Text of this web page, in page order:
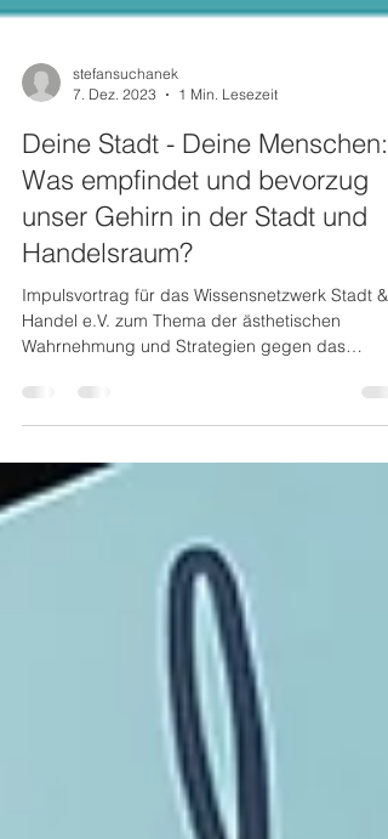
7. Dez. 2023
1 Min. Lesezeit
Deine Stadt - Deine Menschen:
Was empfindet und bevorzug
unser Gehirn in der Stadt und
Handelsraum?
Impulsvortrag für das Wissensnetzwerk Stadt &
Wahrnehmung und Strategien gegen das